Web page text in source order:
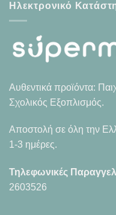
Ηλεκτρονικό
Αυθεντικά προϊόντα:
Σχολικός Εξοπλισμός.
Αποστολή σε όλη την
1-3 ημέρες.
Τηλεφωνικές
2603526